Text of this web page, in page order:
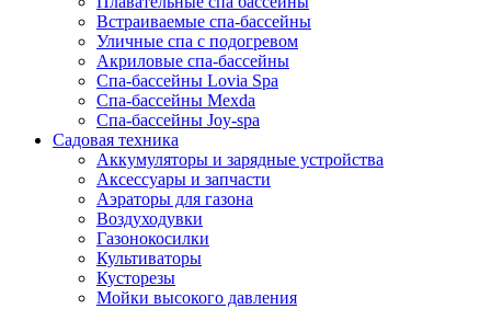
Встраиваемые спа-бассейны
Уличные спа с подогревом
Акриловые спа-бассейны
Спа-бассейны Lovia Spa
Спа-бассейны Mexda
Спа-бассейны Joy-spa
Садовая техника
Аккумуляторы и зарядные устройства
Аксессуары и запчасти
Аэраторы для газона
Воздуходувки
Газонокосилки
Культиваторы
Кусторезы
Мойки высокого давления